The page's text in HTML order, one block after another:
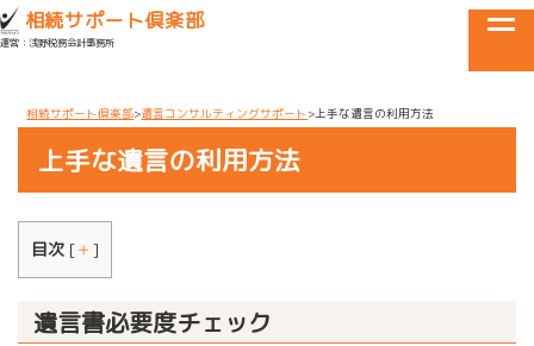
目黒区・世田谷区・品川区で相続に関するお悩みなら
相続サポート倶楽部
運営：浅野税務会計事務所
相続サポート倶楽部 遺言コンサルティングサポート 上手な遺言の利用方法
上手な遺言の利用方法
目次 [＋ ]
遺言書必要度チェック